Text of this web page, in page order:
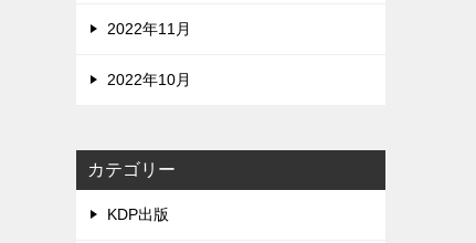
2022年11月
2022年10月
カテゴリー
KDP出版